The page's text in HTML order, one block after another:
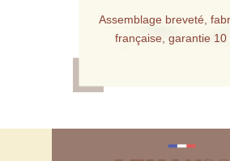
Assemblage breveté,
française, garantie 10